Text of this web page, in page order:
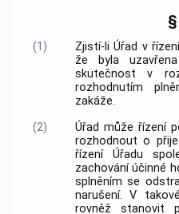
(1) Zjistí-li Úřad v
že byla
skutečnost v
rozhodnutím
zakáže.
(2)
Úřad může řízení
rozhodnout o
řízení Úřadu
zachování účinné
splněním se
narušení. V
rovněž stanovit